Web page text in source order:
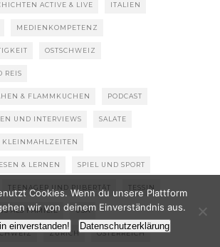
ACTIVE & LIVE ITALIEN
MEDIENKOMPETENZ
OSTSCHWEIZ
REIS
& FLAMMKUCHEN PODCAST
UND INTERVIEWS SALATE
KLEINMAHLZEITEN
& LERNEN SPIEL UND SPORT
TEENAGER UND PUBERTÄT TESSIN
ALS FAMILIE USA
ZÜRICH ÖSTERREICH
Cookies. Wenn du unsere Plattform
wir von deinem Einverständnis aus.
einverstanden! Datenschutzerklärung